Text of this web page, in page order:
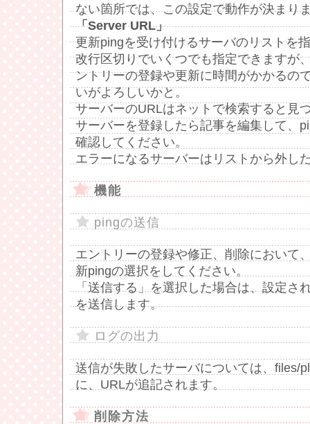
ない箇所では、この設定で動作が決まり
「Server URL」
更新pingを受け付けるサーバのリストを
改行区切りでいくつでも指定できますが
ントリーの登録や更新に時間がかかるの
いがよろしいかと。
サーバーのURLはネットで検索すると見
サーバーを登録したら記事を編集して、
確認してください。
エラーになるサーバーはリストから外し
機能
pingの送信
エントリーの登録や修正、削除において
新pingの選択をしてください。
「送信する」を選択した場合は、設定さ
を送信します。
ログの出力
送信が失敗したサーバについては、files/
に、URLが追記されます。
削除方法